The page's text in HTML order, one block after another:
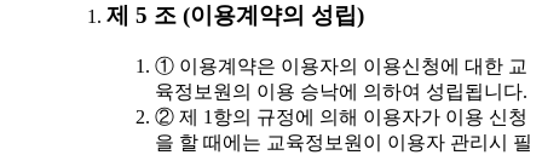
제 5 조 (이용계약의 성립)
① 이용계약은 이용자의 이용신청에 대한 교
육정보원의 이용 승낙에 의하여 성립됩니다.
② 제 1항의 규정에 의해 이용자가 이용 신청
을 할 때에는 교육정보원이 이용자 관리시 필